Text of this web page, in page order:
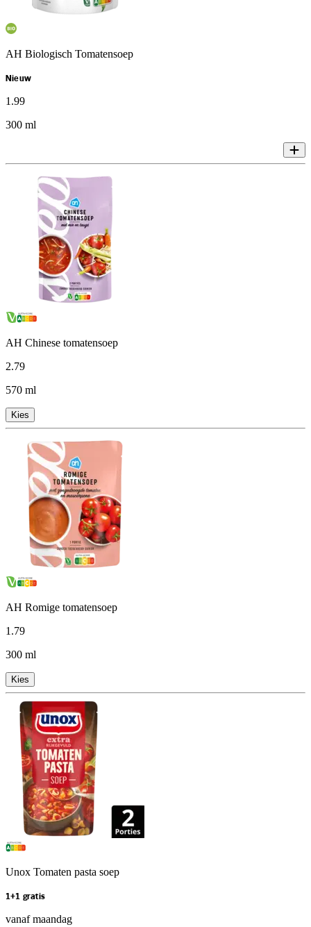
AH Biologisch Tomatensoep
Nieuw
1.99
300 ml
AH Chinese tomatensoep
2.79
570 ml
Kies
AH Romige tomatensoep
1.79
300 ml
Kies
Unox Tomaten pasta soep
1+1 gratis
vanaf maandag